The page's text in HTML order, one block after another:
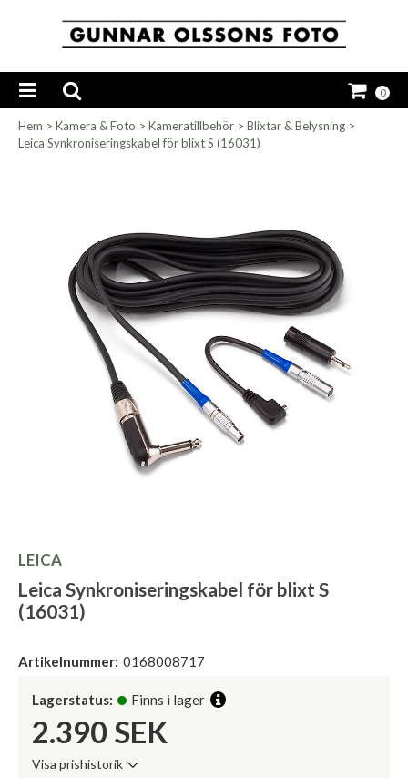
0
Hem > Kamera & Foto > Kameratillbehör > Blixtar & Belysning >
Leica Synkroniseringskabel för blixt S (16031)
LEICA
Leica Synkroniseringskabel för blixt S
(16031)
Artikelnummer: 0168008717
Lagerstatus: Finns i lager
2.390 SEK
Visa prishistorik